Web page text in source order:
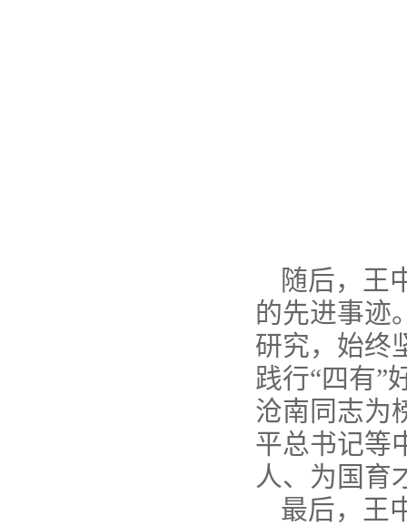
随后，王
的先进事迹
研究，始终
践行“四有”
沧南同志为
平总书记等
人、为国育
最后，王